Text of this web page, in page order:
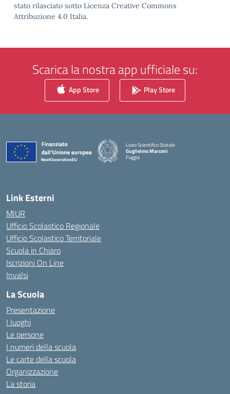
stato rilasciato sotto Licenza Creative Commons
Attribuzione 4.0 Italia.
Scarica la nostra app ufficiale su:
App Store Play Store
Liceo Scientifico Statale
Guglielmo Marconi
Foggia
— Visita la pagina iniziale della scuola
Link Esterni
MIUR
Ufficio Scolastico Regionale
Ufficio Scolastico Territoriale
Scuola in Chiaro
Iscrizioni On Line
Invalsi
La Scuola
Presentazione
I luoghi
Le persone
I numeri della scuola
Le carte della scuola
Organizzazione
La storia